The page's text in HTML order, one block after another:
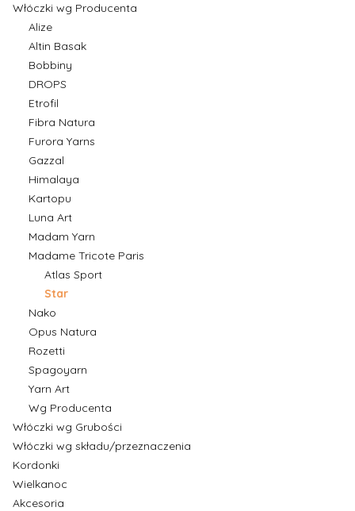
Włóczki wg Producenta
Alize
Altin Basak
Bobbiny
DROPS
Etrofil
Fibra Natura
Furora Yarns
Gazzal
Himalaya
Kartopu
Luna Art
Madam Yarn
Madame Tricote Paris
Atlas Sport
Star
Nako
Opus Natura
Rozetti
Spagoyarn
Yarn Art
Wg Producenta
Włóczki wg Grubości
Włóczki wg składu/przeznaczenia
Kordonki
Wielkanoc
Akcesoria